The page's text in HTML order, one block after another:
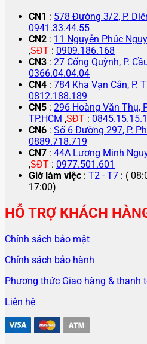
CN1 : 578 Đường 3/2, P.
0941.33.44.55
CN2 : 11 Nguyễn Phúc
,SĐT : 0909.186.168
CN3 : 27 Cống Quỳnh, P.
0366.04.04.04
CN4 : 784 Kha Vạn Cân, P.
0812.188.189
CN5 : 296 Hoàng Văn Thụ,
TP.HCM ,SĐT :
CN6 : Số 6 Đường 297, P.
0889.718.719
CN7 : 44A Lương Minh
,SĐT : 0977.501.601
Giờ làm việc : T2 - T7 : (
17:00)
HỖ TRỢ KHÁCH
Chính sách bảo mật
Chính sách bảo hành
Phương thức Giao hàng & thanh
Liên hệ